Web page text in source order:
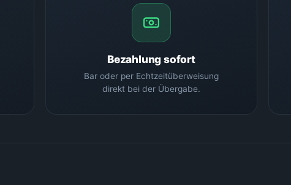
Bezahlung sofort
Bar oder per Echtzeitüberweisung
direkt bei der Übergabe.